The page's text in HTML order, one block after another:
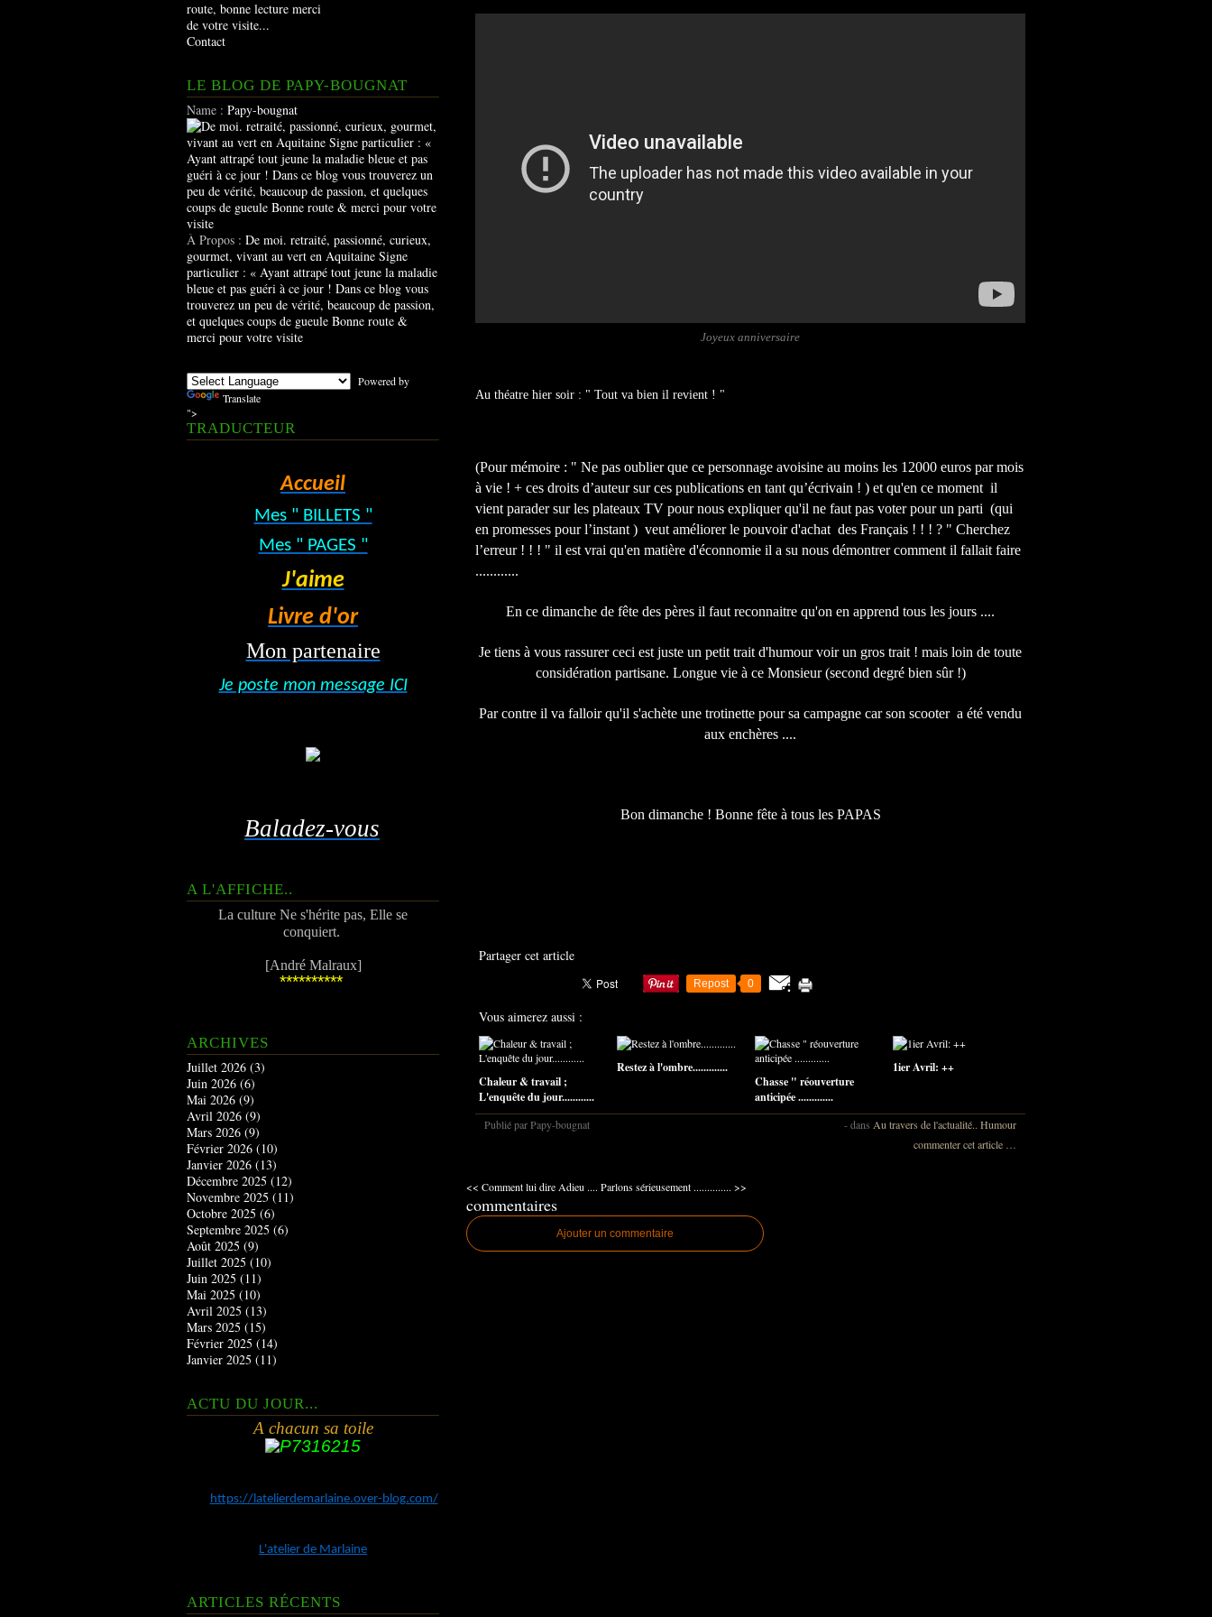
route, bonne lecture merci
de votre visite...
Contact
LE BLOG DE PAPY-BOUGNAT
Name : Papy-bougnat
À Propos : De moi. retraité, passionné, curieux,
gourmet, vivant au vert en Aquitaine Signe
particulier : « Ayant attrapé tout jeune la maladie
bleue et pas guéri à ce jour ! Dans ce blog vous
trouverez un peu de vérité, beaucoup de passion,
et quelques coups de gueule Bonne route &
merci pour votre visite
Powered by
Translate
">
TRADUCTEUR
Accueil
Mes " BILLETS "
Mes " PAGES "
J'aime
Livre d'or
Mon partenaire
Je poste mon message ICI
Baladez-vous
A L'AFFICHE..
La culture Ne s'hérite pas, Elle se
conquiert.
[André Malraux]
**********
ARCHIVES
Juillet 2026 (3)
Juin 2026 (6)
Mai 2026 (9)
Avril 2026 (9)
Mars 2026 (9)
Février 2026 (10)
Janvier 2026 (13)
Décembre 2025 (12)
Novembre 2025 (11)
Octobre 2025 (6)
Septembre 2025 (6)
Août 2025 (9)
Juillet 2025 (10)
Juin 2025 (11)
Mai 2025 (10)
Avril 2025 (13)
Mars 2025 (15)
Février 2025 (14)
Janvier 2025 (11)
ACTU DU JOUR...
A chacun sa toile
https://latelierdemarlaine.over-blog.com/
L'atelier de Marlaine
ARTICLES RÉCENTS
Joyeux anniversaire
Au théatre hier soir : " Tout va bien il revient ! "
(Pour mémoire : " Ne pas oublier que ce personnage avoisine au moins les 12000 euros par mois
à vie ! + ces droits d’auteur sur ces publications en tant qu’écrivain ! ) et qu'en ce moment il
vient parader sur les plateaux TV pour nous expliquer qu'il ne faut pas voter pour un parti (qui
en promesses pour l’instant ) veut améliorer le pouvoir d'achat des Français ! ! ! ? " Cherchez
l’erreur ! ! ! " il est vrai qu'en matière d'éconnomie il a su nous démontrer comment il fallait faire
............
En ce dimanche de fête des pères il faut reconnaitre qu'on en apprend tous les jours ....
Je tiens à vous rassurer ceci est juste un petit trait d'humour voir un gros trait ! mais loin de toute
considération partisane. Longue vie à ce Monsieur (second degré bien sûr !)
Par contre il va falloir qu'il s'achète une trotinette pour sa campagne car son scooter a été vendu
aux enchères ....
Bon dimanche ! Bonne fête à tous les PAPAS
Partager cet article
Repost 0
Vous aimerez aussi :
Chaleur & travail ;
L'enquête du jour............
Restez à l'ombre.............
Chasse " réouverture
anticipée .............
1ier Avril: ++
Publié par Papy-bougnat -dans Au travers de l'actualité.. Humour
commenter cet article
<< Comment lui dire Adieu .... Parlons sérieusement .............. >>
commentaires
Ajouter un commentaire